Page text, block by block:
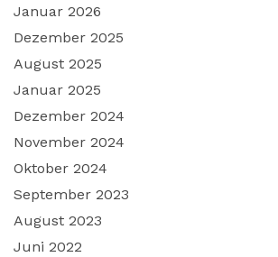
Januar 2026
Dezember 2025
August 2025
Januar 2025
Dezember 2024
November 2024
Oktober 2024
September 2023
August 2023
Juni 2022